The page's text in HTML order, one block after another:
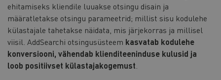
ehitamiseks kliendile luuakse otsingu disain ja
määratletakse otsingu parameetrid; millist sisu kodulehe
külastajale tahetakse näidata, mis järjekorras ja millisel
viisil. AddSearchi otsingusüsteem kasvatab kodulehe
konversiooni, vähendab klienditeeninduse kulusid ja
loob positiivset külastajakogemust